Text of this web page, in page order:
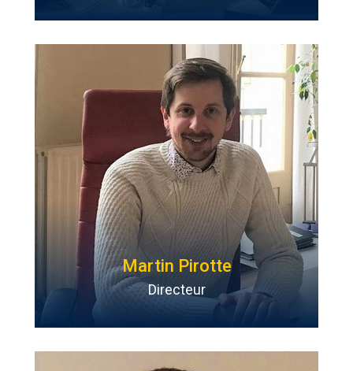
Martin Pirotte
Directeur